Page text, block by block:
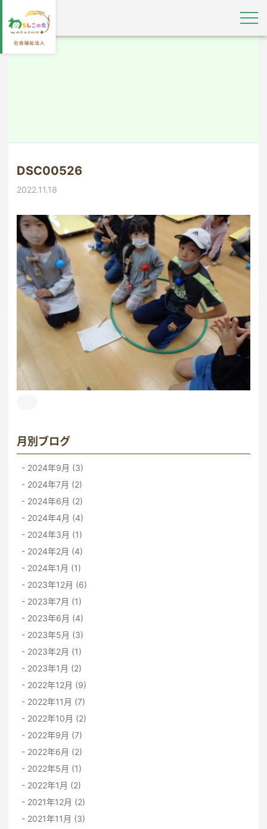
DSC00526
2022.11.18
月別ブログ
2024年9月 (3)
2024年7月 (2)
2024年6月 (2)
2024年4月 (4)
2024年3月 (1)
2024年2月 (4)
2024年1月 (1)
2023年12月 (6)
2023年7月 (1)
2023年6月 (4)
2023年5月 (3)
2023年2月 (1)
2023年1月 (2)
2022年12月 (9)
2022年11月 (7)
2022年10月 (2)
2022年9月 (7)
2022年6月 (2)
2022年5月 (1)
2022年1月 (2)
2021年12月 (2)
2021年11月 (3)